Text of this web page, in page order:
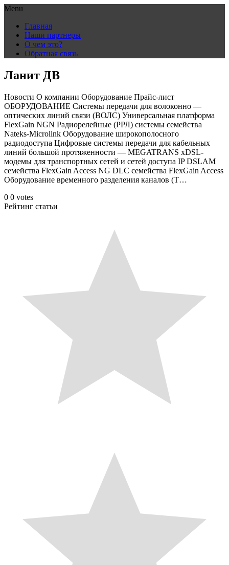
Menu
content
Главная
Наши партнеры
О чем это?
Обратная связь
Ланит ДВ
Новости О компании Оборудование Прайс-лист
ОБОРУДОВАНИЕ Системы передачи для волоконно —
оптических линий связи (ВОЛС) Универсальная платформа
FlexGain NGN Радиорелейные (РРЛ) системы семейства
Nateks-Microlink Оборудование широкополосного
радиодоступа Цифровые системы передачи для кабельных
линий большой протяженности — MEGATRANS xDSL-
модемы для транспортных сетей и сетей доступа IP DSLAM
семейства FlexGain Access NG DLC семейства FlexGain Access
Оборудование временного разделения каналов (T…
0 0 votes
Рейтинг статьи